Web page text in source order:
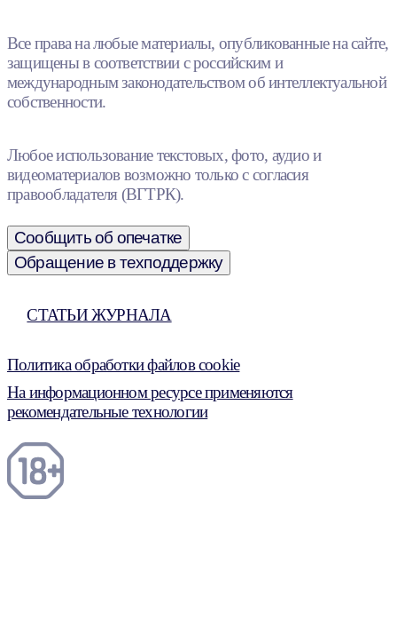
Все права на любые материалы, опубликованные на сайте,
защищены в соответствии с российским и
международным законодательством об интеллектуальной
собственности.
Любое использование текстовых, фото, аудио и
видеоматериалов возможно только с согласия
правообладателя (ВГТРК).
Сообщить об опечатке
Обращение в техподдержку
СТАТЬИ ЖУРНАЛА
Политика обработки файлов cookie
На информационном ресурсе применяются
рекомендательные технологии